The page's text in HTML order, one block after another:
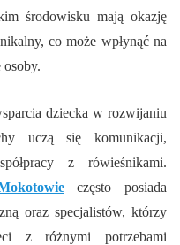
środowisku mają okazję
co może wpłynąć na
dziecka w rozwijaniu
uczą się komunikacji,
z rówieśnikami.
często posiada
oraz specjalistów, którzy
z różnymi potrzebami